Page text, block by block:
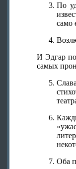
По
само
И Эдгар
самых
Оба